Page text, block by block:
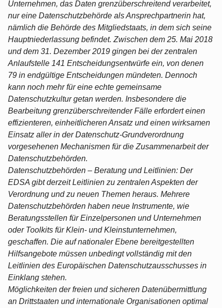
Unternehmen, das Daten grenzüberschreitend verarbeitet,
nur eine Datenschutzbehörde als Ansprechpartnerin hat,
nämlich die Behörde des Mitgliedstaats, in dem sich seine
Hauptniederlassung befindet. Zwischen dem 25. Mai 2018
und dem 31. Dezember 2019 gingen bei der zentralen
Anlaufstelle 141 Entscheidungsentwürfe ein, von denen
79 in endgültige Entscheidungen mündeten. Dennoch
kann noch mehr für eine echte gemeinsame
Datenschutzkultur getan werden. Insbesondere die
Bearbeitung grenzüberschreitender Fälle erfordert einen
effizienteren, einheitlicheren Ansatz und einen wirksamen
Einsatz aller in der Datenschutz-Grundverordnung
vorgesehenen Mechanismen für die Zusammenarbeit der
Datenschutzbehörden.
Datenschutzbehörden – Beratung und Leitlinien: Der
EDSA gibt derzeit Leitlinien zu zentralen Aspekten der
Verordnung und zu neuen Themen heraus. Mehrere
Datenschutzbehörden haben neue Instrumente, wie
Beratungsstellen für Einzelpersonen und Unternehmen
oder Toolkits für Klein- und Kleinstunternehmen,
geschaffen. Die auf nationaler Ebene bereitgestellten
Hilfsangebote müssen unbedingt vollständig mit den
Leitlinien des Europäischen Datenschutzausschusses in
Einklang stehen.
Möglichkeiten der freien und sicheren Datenübermittlung
an Drittstaaten und internationale Organisationen optimal